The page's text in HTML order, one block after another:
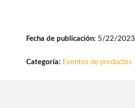
Fecha de publicación: 5/22/2023
Categoría: Eventos de productos